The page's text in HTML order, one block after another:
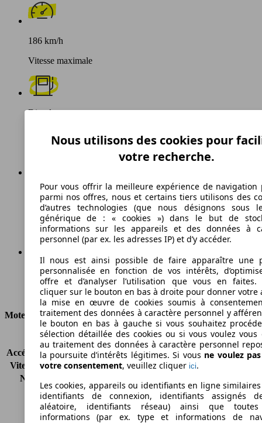
186 km/h
Vitesse maximale
Diesel
167 g/km
Émissions de CO2 (combinées)*
Ø 6.3 l/100km
Consommation
Moteur et Puissance
KW (CH)
103 kW (140 PS)
Accélération (0-100 km/h) 11.1s
Vitesse maximale (km/h) 186 km/h
Nombre de vitesses
Couple
250 nm
Cylindrée
1968 ccm
Carburant
Diesel
Nous utilisons des cookies pour
votre recherche.
Pour vous offrir la meilleure expérience de navigation
parmi nos offres, nous et certains tiers utilisons des
d’autres technologies (que nous désignons sous
générique de : « cookies ») dans le but de
informations sur les appareils et des données à
personnel (par ex. les adresses IP) et d’y accéder.
Il nous est ainsi possible de faire apparaître une
personnalisée en fonction de vos intérêts,
offre et d’analyser l’utilisation que vous en faites.
cliquer sur le bouton en bas à droite pour donner votre
la mise en œuvre de cookies soumis à
traitement des données à caractère personnel y
le bouton en bas à gauche si vous souhaitez
sélection détaillée des cookies ou si vous voulez vous
au traitement des données à caractère personnel
la poursuite d’intérêts légitimes. Si vous ne voulez
votre consentement, veuillez cliquer ici.
Les cookies, appareils ou identifiants en ligne
identifiants de connexion, identifiants assignés
aléatoire, identifiants réseau) ainsi que
informations (par ex. type et informations de